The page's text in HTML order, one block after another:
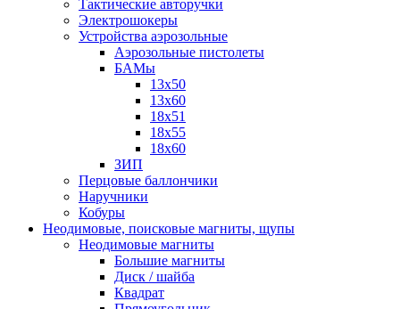
Тактические авторучки
Электрошокеры
Устройства аэрозольные
Аэрозольные пистолеты
БАМы
13х50
13х60
18х51
18х55
18х60
ЗИП
Перцовые баллончики
Наручники
Кобуры
Неодимовые, поисковые магниты, щупы
Неодимовые магниты
Большие магниты
Диск / шайба
Квадрат